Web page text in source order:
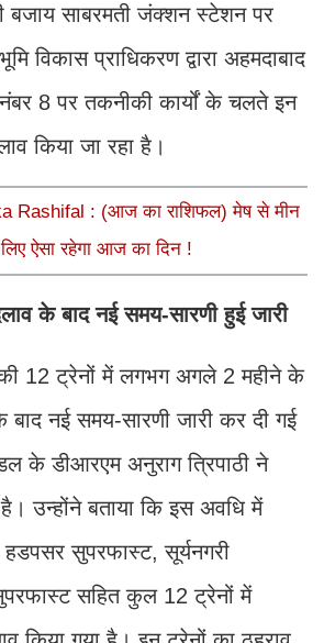
बजाय साबरमती जंक्शन स्टेशन पर
विकास प्राधिकरण द्वारा अहमदाबाद
8 पर तकनीकी कार्यों के चलते इन
किया जा रहा है।
Rashifal : (आज का राशिफल) मेष से मीन
ऐसा रहेगा आज का दिन !
के बाद नई समय-सारणी हुई जारी
12 ट्रेनों में लगभग अगले 2 महीने के
बाद नई समय-सारणी जारी कर दी गई
के डीआरएम अनुराग त्रिपाठी ने
उन्होंने बताया कि इस अवधि में
सुपरफास्ट, सूर्यनगरी
सहित कुल 12 ट्रेनों में